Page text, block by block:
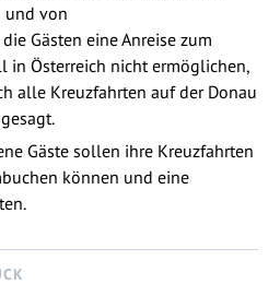
und von
Gästen eine Anreise zum
in Österreich nicht ermöglichen,
alle Kreuzfahrten auf der Donau
Gäste sollen ihre Kreuzfahrten
können und eine